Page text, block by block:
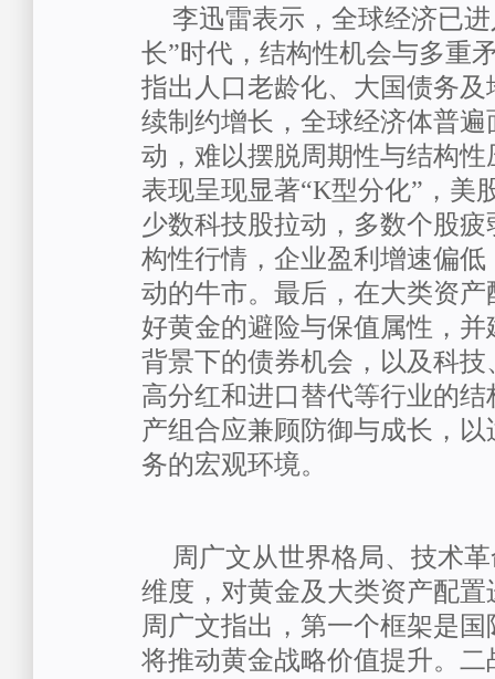
李迅雷表示， 全球经济已
长”时代，结构性机会与多重
指出人口老龄化、大国债务
续制约增长，全球经济体普
动，难以摆脱周期性与结构
表现呈现显著“K型分化”，美
少数科技股拉动，多数个股疲
构性行情，企业盈利增速偏
动的牛市。最后，在大类资
好黄金的避险与保值属性，
背景下的债券机会，以及科
高分红和进口替代等行业的
产组合应兼顾防御与成长，
务的宏观环境。
周广文从世界格局、技术
维度，对黄金及大类资产配
周广文指出，第一个框架是
将推动黄金战略价值提升。